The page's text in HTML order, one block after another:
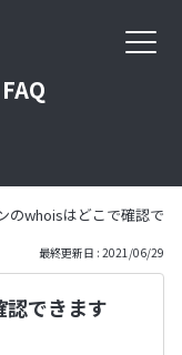
のwhoisはどこで確認で
最終更新日 : 2021/06/29
できます